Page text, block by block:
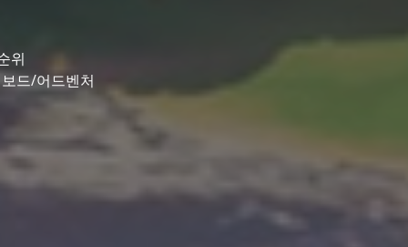
위
드/어드벤처